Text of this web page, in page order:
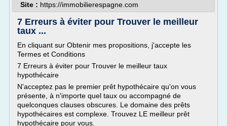
Site : https://immobilierespagne.com
7 Erreurs à éviter pour Trouver le meilleur
taux ...
En cliquant sur Obtenir mes propositions, j'accepte les
Termes et Conditions
7 Erreurs à éviter pour Trouver le meilleur taux
hypothécaire
N'acceptez pas le premier prêt hypothécaire qu'on vous
présente, à n'importe quel taux ou accompagné de
quelconques clauses obscures. Le domaine des prêts
hypothécaires est complexe. Trouvez LE meilleur prêt
hypothécaire pour vous.